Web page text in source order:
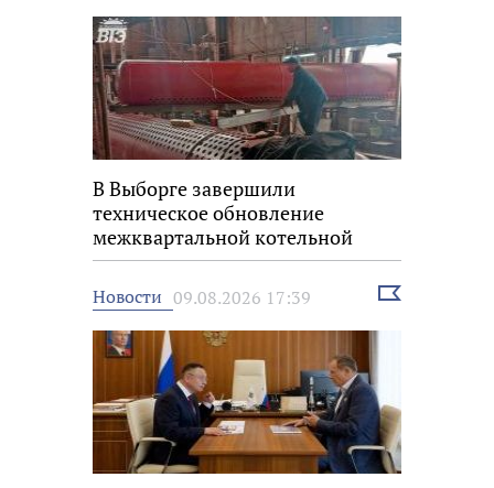
В Выборге завершили
техническое обновление
межквартальной котельной
Новости 09.08.2026 17:39
Выбрать